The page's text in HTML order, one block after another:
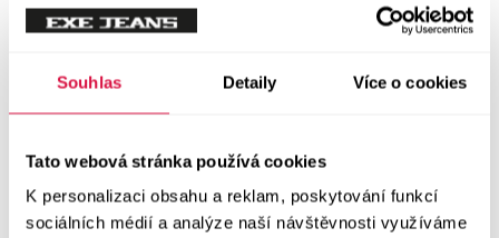
Souhlas Detaily Více o cookies
Tato webová stránka používá cookies
K personalizaci obsahu a reklam, poskytování funkcí
sociálních médií a analýze naší návštěvnosti využíváme
Vše v kategorii Svetry a mikiny
Mikiny
Svetry